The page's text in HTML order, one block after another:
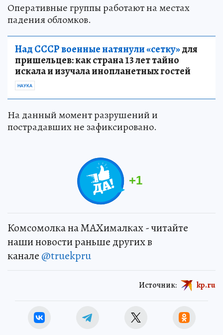
Оперативные группы работают на местах
падения обломков.
Над СССР военные натянули «сетку»для
пришельцев: как страна 13 лет тайно
искала и изучала инопланетных гостей
НАУКА
На данный момент разрушений и
пострадавших не зафиксировано.
+1
Комсомолка на MAXималках - читайте
наши новости раньше других в
канале @truekpru
Источник: kp.ru